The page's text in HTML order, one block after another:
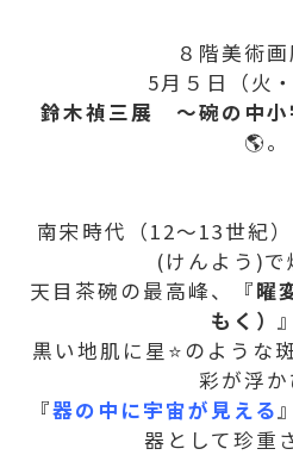
８階美術
5月５日（火
鈴木禎三展 ～碗の中小
🌎。
南宋時代（12〜13世紀
(けんよう)で
天目茶碗の最高峰、『曜
もく）
黒い地肌に星⭐のような
彩が浮か
『器の中に宇宙が見える
器として珍重